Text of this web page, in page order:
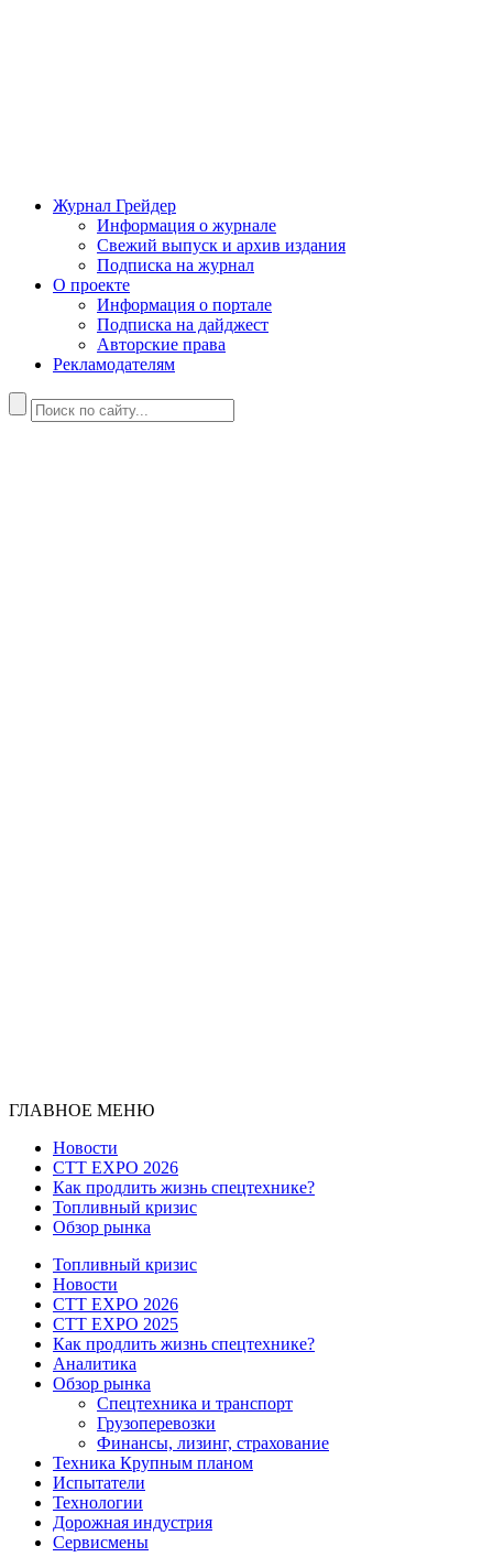
Журнал Грейдер
Информация о журнале
Свежий выпуск и архив издания
Подписка на журнал
О проекте
Информация о портале
Подписка на дайджест
Авторские права
Рекламодателям
ГЛАВНОЕ МЕНЮ
Новости
CTT EXPO 2026
Как продлить жизнь спецтехнике?
Топливный кризис
Обзор рынка
Топливный кризис
Новости
CTT EXPO 2026
CTT EXPO 2025
Как продлить жизнь спецтехнике?
Аналитика
Обзор рынка
Спецтехника и транспорт
Грузоперевозки
Финансы, лизинг, страхование
Техника Крупным планом
Испытатели
Технологии
Дорожная индустрия
Сервисмены